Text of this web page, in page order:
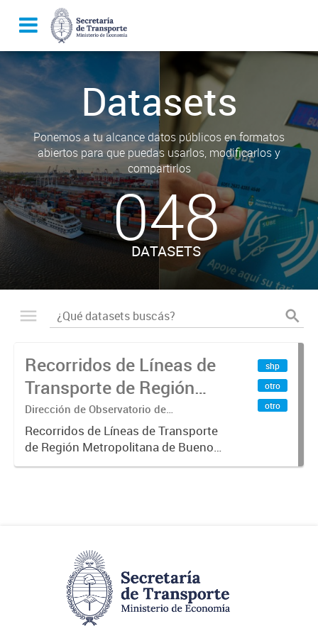
Datasets
Ponemos a tu alcance datos públicos en formatos
abiertos para que puedas usarlos, modificarlos y
compartirlos
048
DATASETS
Recorridos de Líneas de
Transporte de Región
Metropolitana de
Buenos Aires (RMBA)
Dirección de Observatorio de
Transporte, Estudio y Sistemas
Recorridos de Líneas de Transporte
de Región Metropolitana de Buenos
Aires (RMBA).-
shp
otro
otro